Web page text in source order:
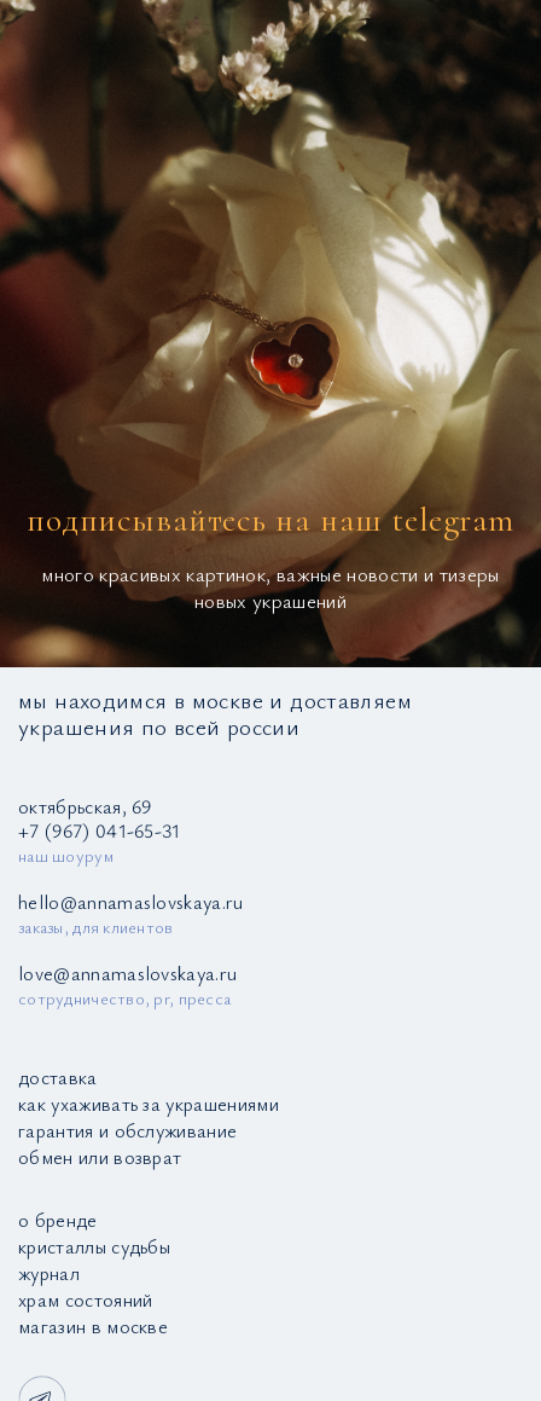
подписывайтесь на наш telegram
много красивых картинок, важные новости и тизеры
новых украшений
мы находимся в москве и доставляем
украшения по всей россии
октябрьская, 69
+7 (967) 041-65-31
наш шоурум
hello@annamaslovskaya.ru
заказы, для клиентов
love@annamaslovskaya.ru
сотрудничество, pr, пресса
доставка
как ухаживать за украшениями
гарантия и обслуживание
обмен или возврат
о бренде
кристаллы судьбы
журнал
храм состояний
магазин в москве